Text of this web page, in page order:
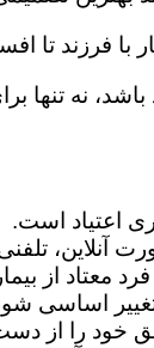
با فرزند
نه تنها
اعتیاد است.
آنلاین،
معتاد از
اساسی
خود را از